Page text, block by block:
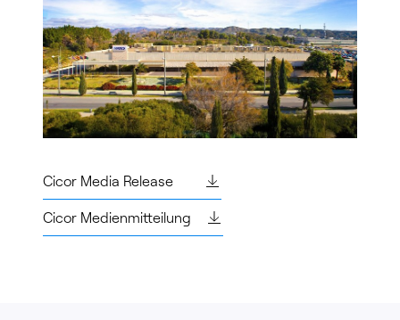
Cicor Media Release
Cicor Medienmitteilung